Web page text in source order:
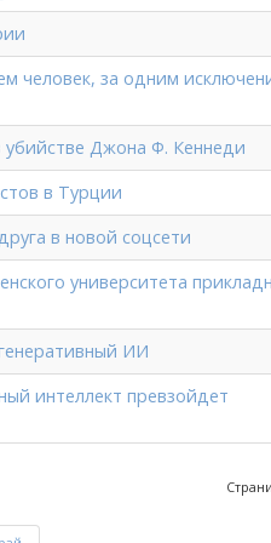
человек, за одним
Джона Ф. Кеннеди
в Турции
в новой соцсети
университета
ИИ
интеллект превзойдет